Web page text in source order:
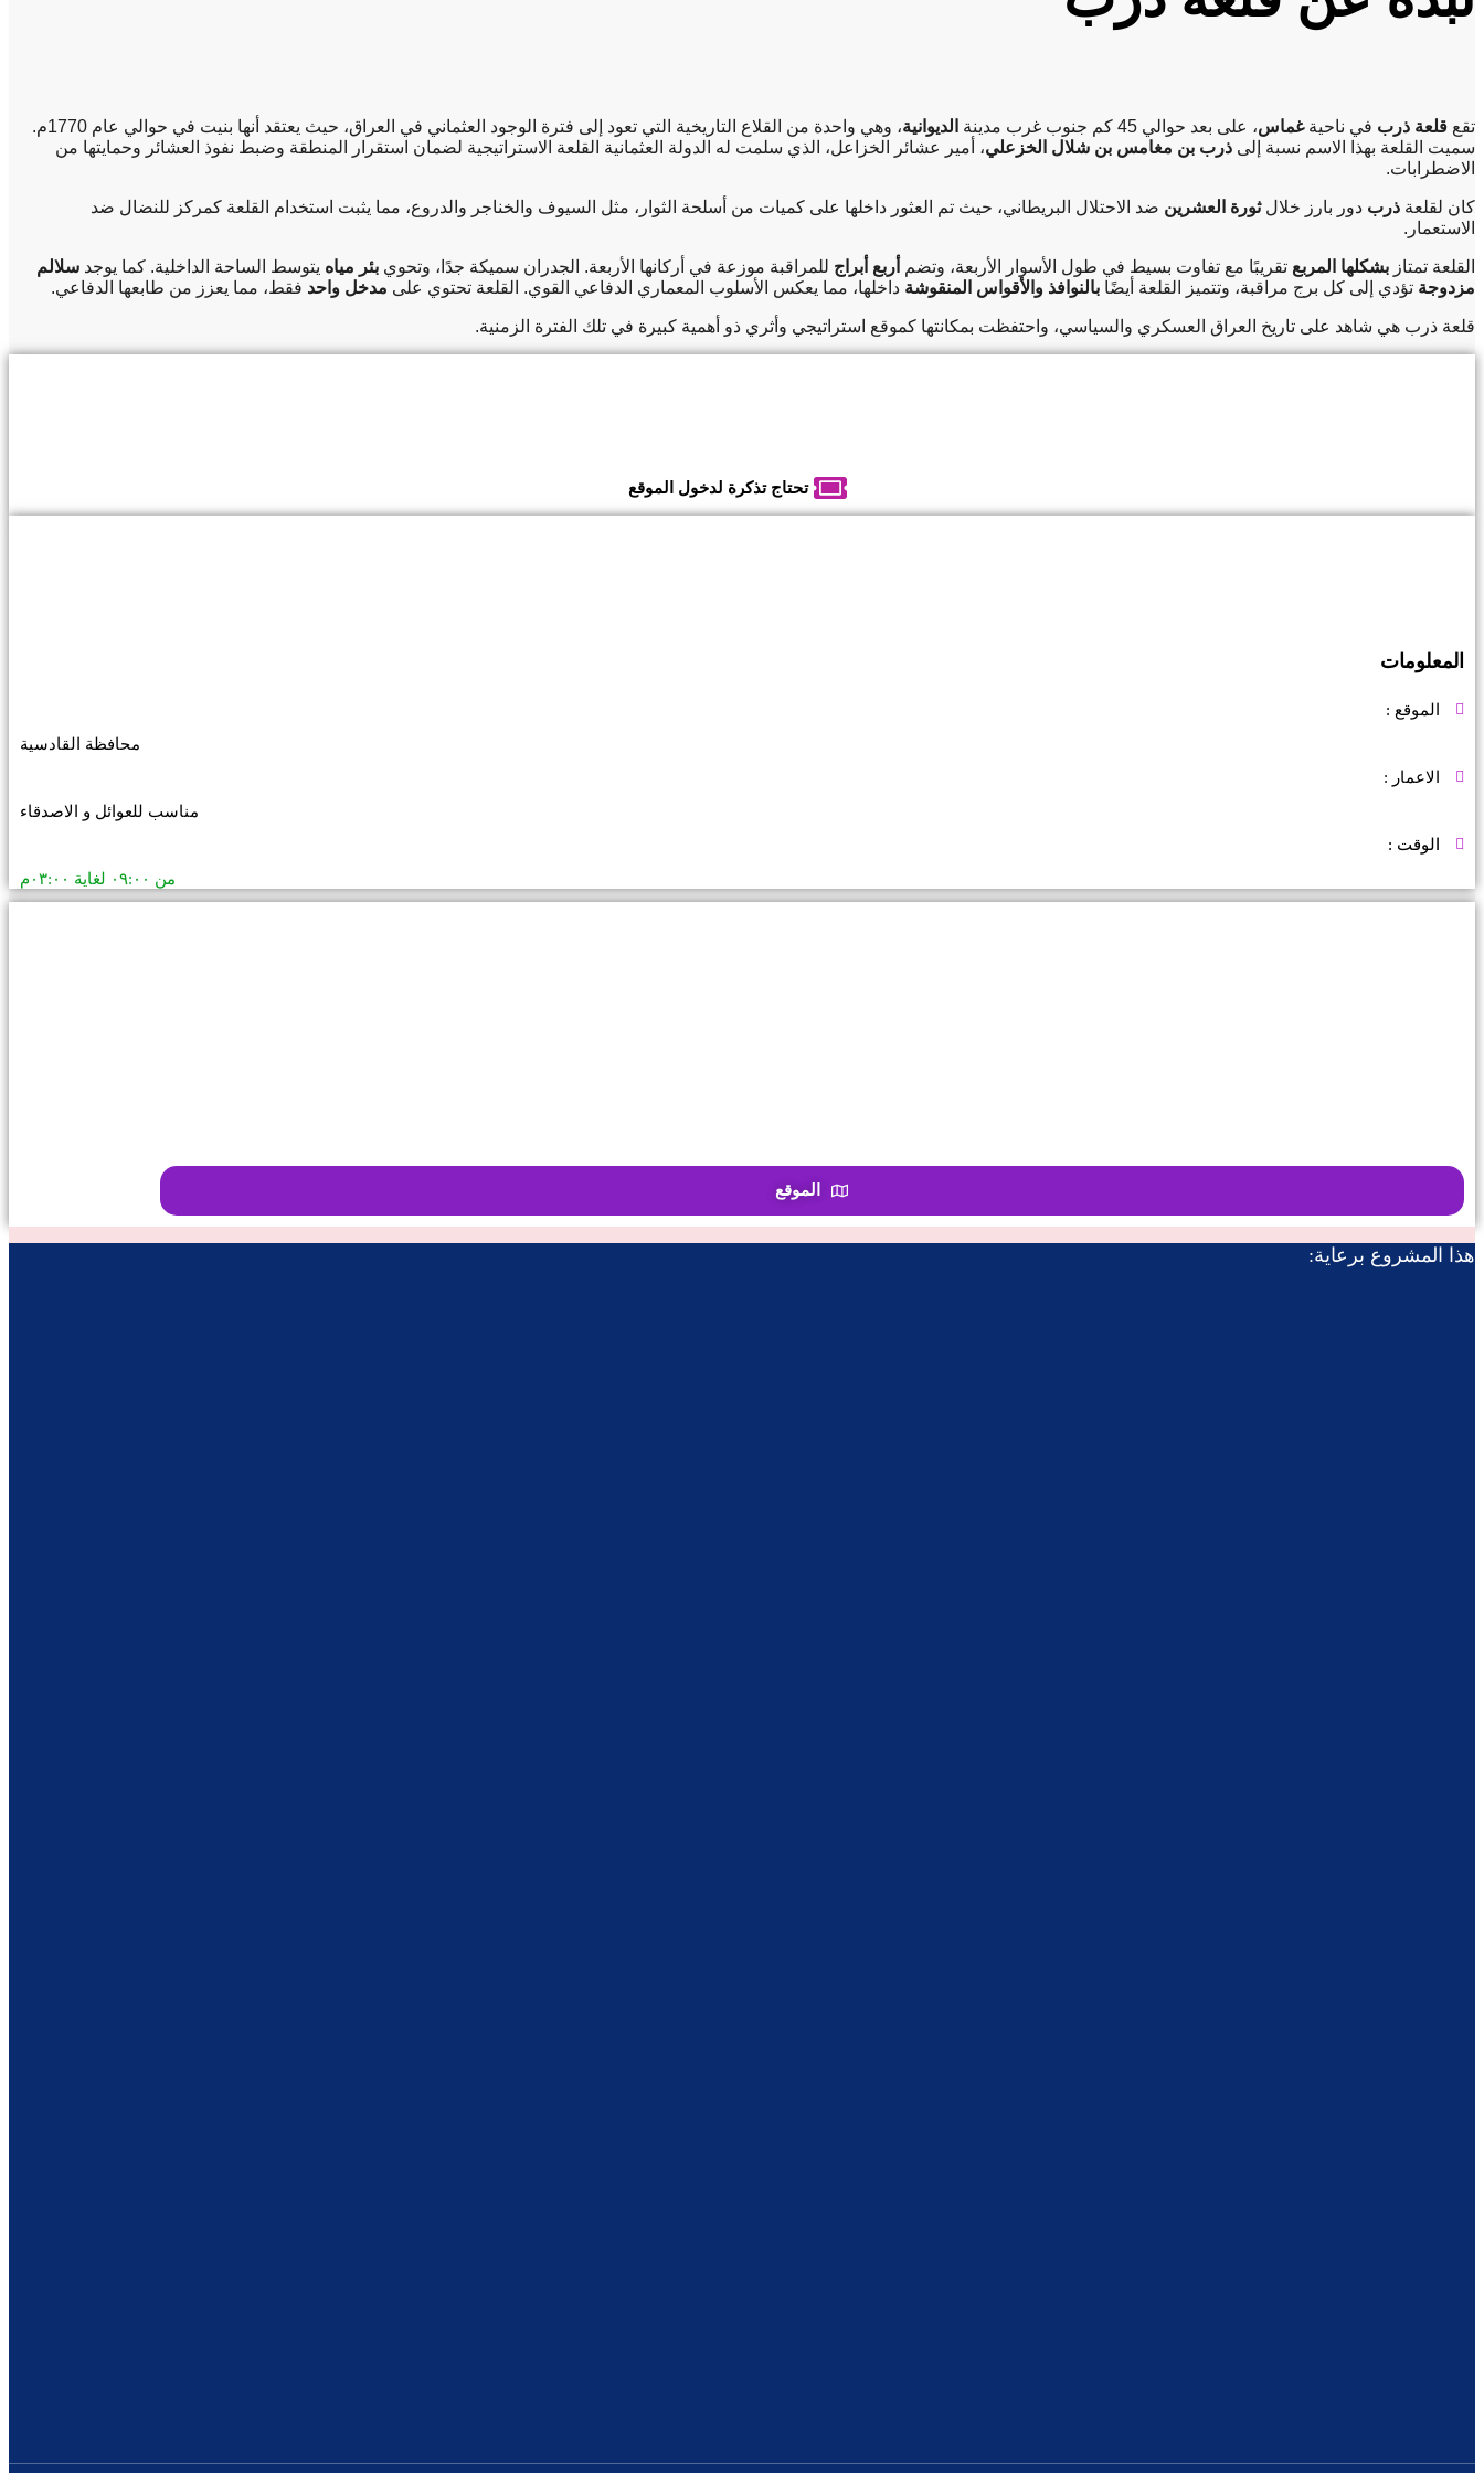
تقع قلعة ذرب في ناحيةغماس، على بعد حوالي 45 كم جنوب غرب مدينة الديوانية
، وهي واحدة من القلاع التاريخية التي تعود إلى فترة الوجود العثماني في العراق، حيث يعتقد أنها بنيت في حوالي عام 1770م.
سميت القلعة بهذا الاسم نسبة إلى ذرب بن مغامس بن شلال الخزعلي، أمير عشائر الخزاعل، الذي سلمت له الدولة العثمانية القلعة الاستراتيجية لضمان استقرار المنطقة وضبط نفوذ العشائر وحمايتها من
الاضطرابات.
كان لقلعة ذرب دور بارز خلالثورة العشرين ضد الاحتلال البريطاني، حيث تم العثور داخلها على كميات من أسلحة الثوار، مثل السيوف والخناجر والدروع، مما يثبت استخدام القلعة كمركز للنضال ضد
الاستعمار.
القلعة تمتاز بشكلها المربع تقريبًا مع تفاوت بسيط في طول الأسوار الأربعة، وتضم أربع أبراج للمراقبة موزعة في أركانها الأربعة. الجدران سميكة جدًا، وتحوي بئر مياه يتوسط الساحة الداخلية. كما يوجد سلالم
مزدوجة تؤدي إلى كل برج مراقبة، وتتميز القلعة أيضًا بالنوافذ والأقواس المنقوشة داخلها، مما يعكس الأسلوب المعماري الدفاعي القوي. القلعة تحتوي على مدخل واحد فقط، مما يعزز من طابعها الدفاعي.
قلعة ذرب هي شاهد على تاريخ العراق العسكري والسياسي، واحتفظت بمكانتها كموقع استراتيجي وأثري ذو أهمية كبيرة في تلك الفترة الزمنية.
تحتاج تذكرة لدخول الموقع
المعلومات
الموقع :
محافظة القادسية
الاعمار :
مناسب للعوائل و الاصدقاء
الوقت :
من ٠٩:٠٠ لغاية ٠٣:٠٠م
الموقع
هذا المشروع برعاية: